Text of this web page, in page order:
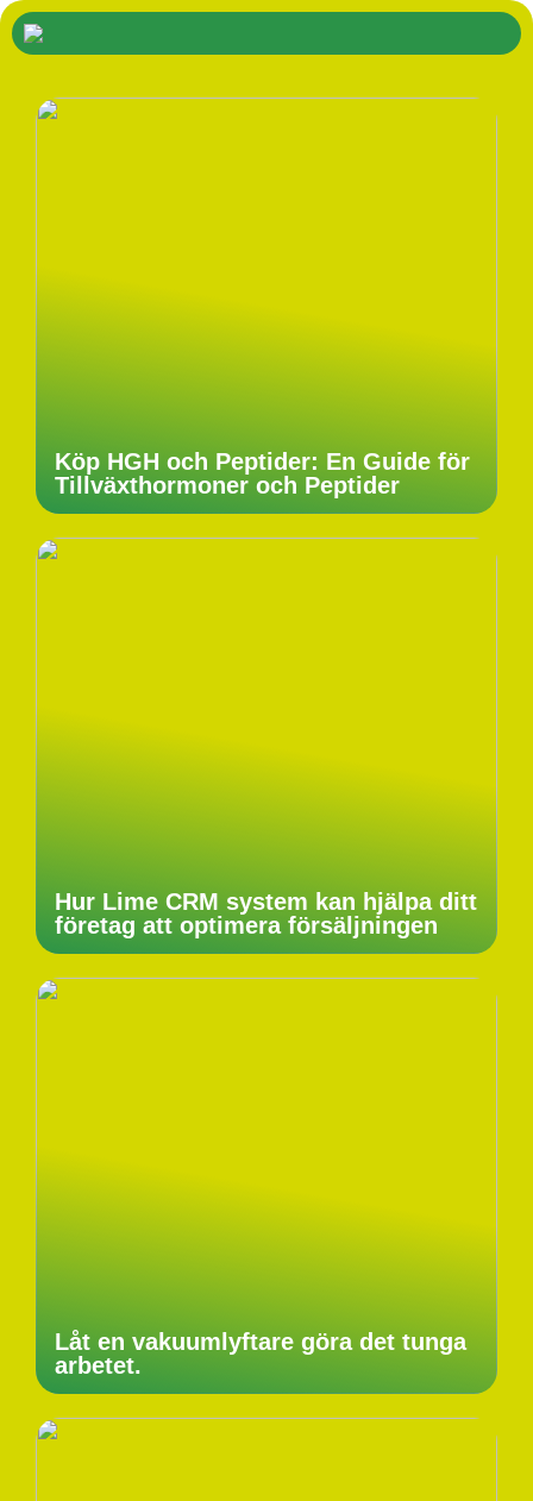
Köp HGH och Peptider: En Guide för
Tillväxthormoner och Peptider
Hur Lime CRM system kan hjälpa ditt
företag att optimera försäljningen
Låt en vakuumlyftare göra det tunga
arbetet.